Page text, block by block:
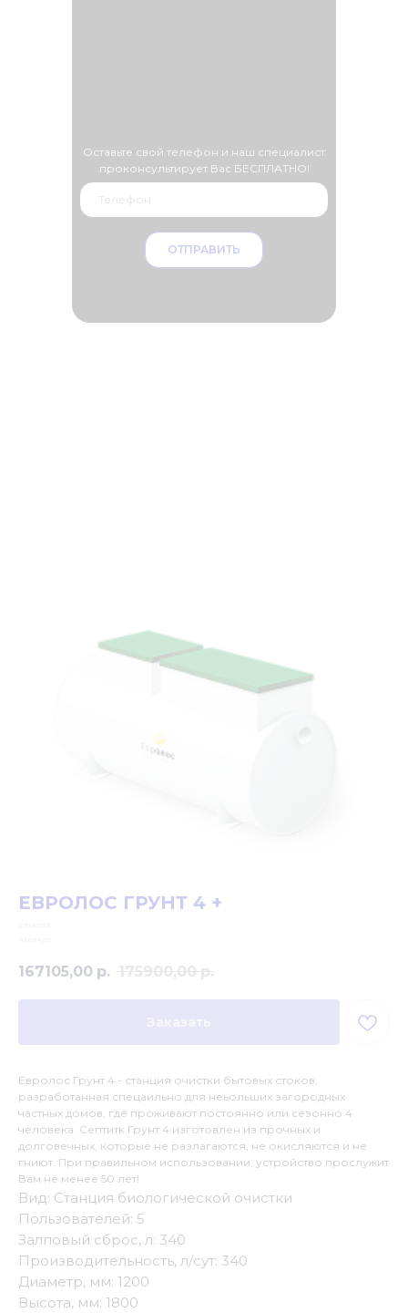
ОТПРАВИТЬ
Оставьте свой телефон и наш специалист
проконсультирует Вас БЕСПЛАТНО!
ЕВРОЛОС ГРУНТ 4 +
167105,00 р.
Евролос Грунт 4 - станция очистки бытовых стоков,
разработанная спецаильно для неьольших загородных
частных домов, где проживают постоянно или сезонно 4
человека. Септитк Грунт 4 изготовлен из прочных и
долговечных, которые не разлагаются, не окисляются и не
гниют. При правильном использовании, устройство прослужит
Вам не менее 50 лет!
Вид: Станция биологической очистки
Пользователей: 5
Залповый сброс, л: 340
Производительность, л/сут: 340
Диаметр, мм: 1200
Высота, мм: 1800